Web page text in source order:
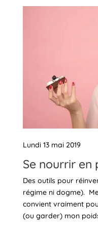
Lundi 13 mai 2019
Se nourrir en
Des outils pour
régime ni dogme).
convient vraiment
(ou garder) mon